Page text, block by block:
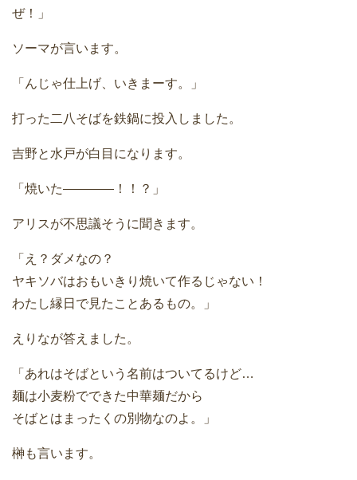
ぜ！」
ソーマが言います。
「んじゃ仕上げ、いきまーす。」
打った二八そばを鉄鍋に投入しました。
吉野と水戸が白目になります。
「焼いた――――！！？」
アリスが不思議そうに聞きます。
「え？ダメなの？
ヤキソバはおもいきり焼いて作るじゃない！
わたし縁日で見たことあるもの。」
えりなが答えました。
「あれはそばという名前はついてるけど…
麺は小麦粉でできた中華麺だから
そばとはまったくの別物なのよ。」
榊も言います。